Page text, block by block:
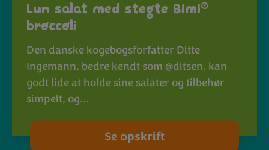
Lun salat med stegte Bimi®
broccoli
Den danske kogebogsforfatter Ditte
Ingemann, bedre kendt som @ditsen, kan
godt lide at holde sine salater og tilbehør
simpelt, og…
Se opskrift